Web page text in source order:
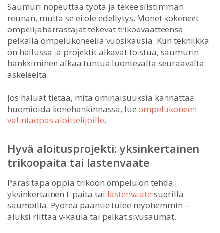
Saumuri nopeuttaa työtä ja tekee siistimmän
reunan, mutta se ei ole edellytys. Monet kokeneet
ompelijaharrastajat tekevät trikoovaatteensa
pelkällä ompelukoneella vuosikausia. Kun tekniikka
on hallussa ja projektit alkavat toistua, saumurin
hankkiminen alkaa tuntua luontevalta seuraavalta
askeleelta.
Jos haluat tietää, mitä ominaisuuksia kannattaa
huomioida konehankinnassa, lue ompelukoneen
valintaopas aloittelijoille.
Hyvä aloitusprojekti: yksinkertainen
trikoopaita tai lastenvaate
Paras tapa oppia trikoon ompelu on tehdä
yksinkertainen t-paita tai lastenvaate suorilla
saumoilla. Pyöreä pääntie tulee myöhemmin –
aluksi riittää v-kaula tai pelkät sivusaumat.